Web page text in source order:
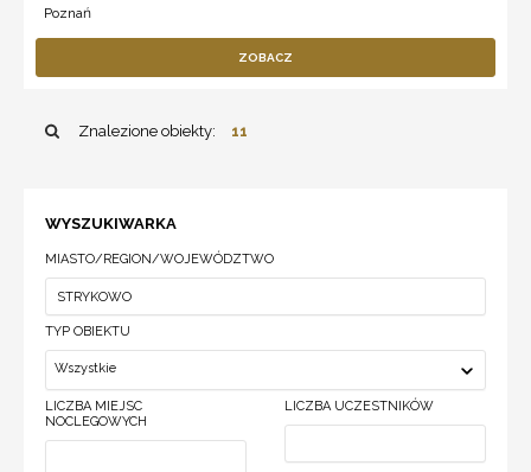
Poznań
ZOBACZ
Znalezione obiekty: 11
WYSZUKIWARKA
MIASTO/REGION/WOJEWÓDZTWO
TYP OBIEKTU
Wszystkie
LICZBA MIEJSC
NOCLEGOWYCH
LICZBA UCZESTNIKÓW